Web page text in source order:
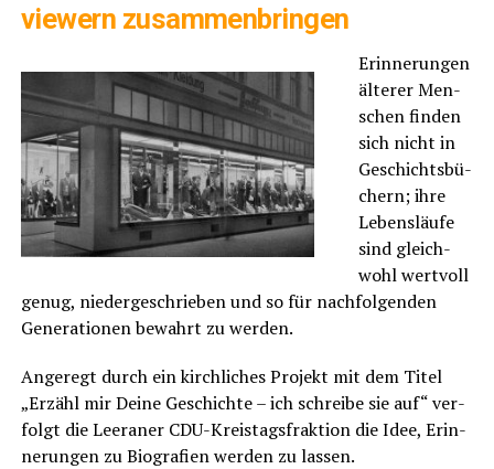
view­ern zusammenbringen
Erin­ne­run­gen
älte­rer Men­
schen fin­den
sich nicht in
Geschichts­bü­
chern; ihre
Lebens­läu­fe
sind gleich­
wohl wert­voll
genug, nie­der­ge­schrie­ben und so für nach­fol­gen­den
Gene­ra­tio­nen bewahrt zu werden.
Ange­regt durch ein kirch­li­ches Pro­jekt mit dem Titel
„Erzähl mir Dei­ne Geschich­te – ich schrei­be sie auf“ ver­
folgt die Leera­ner CDU-Kreis­tags­frak­ti­on die Idee, Erin­
ne­run­gen zu Bio­gra­fien wer­den zu lassen.